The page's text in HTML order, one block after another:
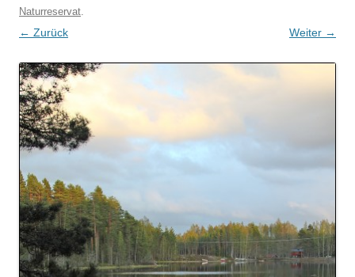
Naturreservat.
← Zurück Weiter →